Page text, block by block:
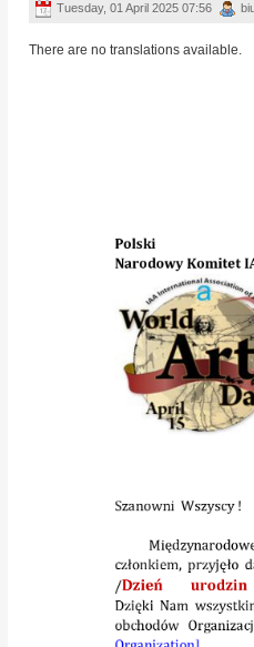
Tuesday, 01 April 2025 07:56
There are no translations available.